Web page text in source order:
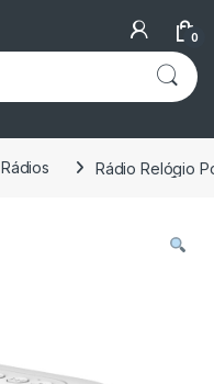
0
Rádios Rádio Relógio